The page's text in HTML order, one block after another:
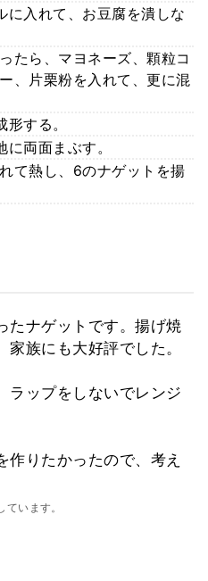
に入れて、お豆腐を潰しな
たら、マヨネーズ、顆粒コ
、片栗粉を入れて、更に混
する。
両面まぶす。
て熱し、6のナゲットを揚
たナゲットです。揚げ焼
族にも大好評でした。
ラップをしないでレンジ
作りたかったので、考え
います。